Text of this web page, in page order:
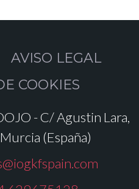
AVISO LEGAL
COOKIES
- C/ Agustin Lara,
(España)